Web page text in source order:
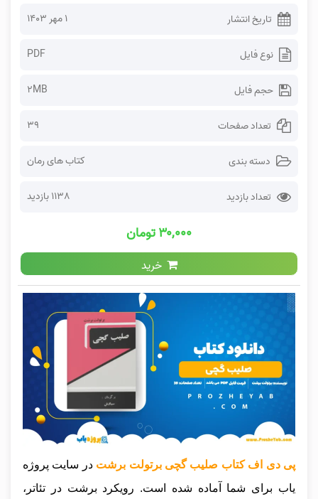
تاریخ انتشار ۱ مهر ۱۴۰۳
نوع فایل PDF
حجم فایل 2MB
تعداد صفحات 39
دسته بندی کتاب های رمان
تعداد بازدید 1138 بازدید
۳۰,۰۰۰ تومان
خرید
پی دی اف کتاب صلیب گچی برتولت برشتدر سایت پروژه
یاب برای شما آماده شده است. رویکرد برشت در تئاتر،